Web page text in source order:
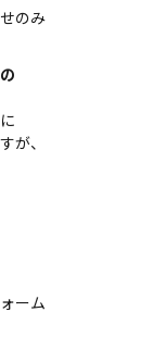
のみ
が、
ーム